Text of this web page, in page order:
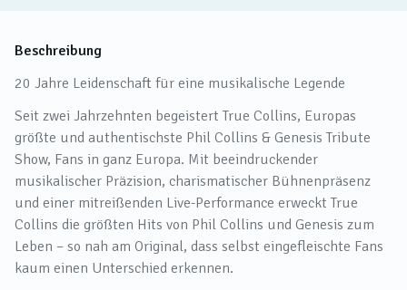
Beschreibung
20 Jahre Leidenschaft für eine musikalische Legende
Seit zwei Jahrzehnten begeistert True Collins, Europas
größte und authentischste Phil Collins & Genesis Tribute
Show, Fans in ganz Europa. Mit beeindruckender
musikalischer Präzision, charismatischer Bühnenpräsenz
und einer mitreißenden Live-Performance erweckt True
Collins die größten Hits von Phil Collins und Genesis zum
Leben – so nah am Original, dass selbst eingefleischte Fans
kaum einen Unterschied erkennen.